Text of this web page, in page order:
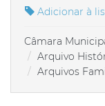
Adicionar à
Câmara
Arquivo
Arquivos